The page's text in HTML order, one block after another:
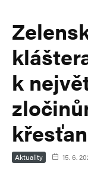
k
Aktuality 15. 6.